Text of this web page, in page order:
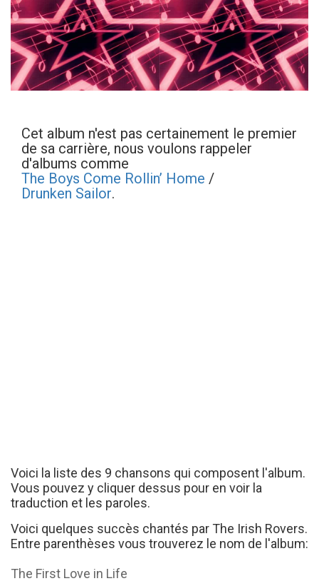
Cet album n'est pas certainement le premier
de sa carrière, nous voulons rappeler
d'albums comme
The Boys Come Rollin’ Home /
Drunken Sailor.
Voici la liste des 9 chansons qui composent l'album.
Vous pouvez y cliquer dessus pour en voir la
traduction et les paroles.
Voici quelques succès chantés par The Irish Rovers.
Entre parenthèses vous trouverez le nom de l'album:
The First Love in Life